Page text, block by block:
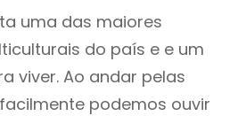
uma das maiores
do país e e um
viver. Ao andar pelas
podemos ouvir